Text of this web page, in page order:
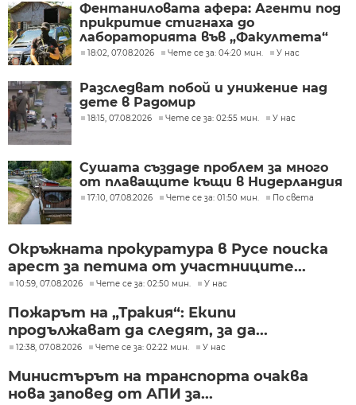
Фентаниловата афера: Агенти под
прикритие стигнаха до
лабораторията във „Факултета“
18:02, 07.08.2026 Чете се за: 04:20 мин. У нас
Разследват побой и унижение над
дете в Радомир
18:15, 07.08.2026 Чете се за: 02:55 мин. У нас
Сушата създаде проблем за много
от плаващите къщи в Нидерландия
17:10, 07.08.2026 Чете се за: 01:50 мин. По света
Окръжната прокуратура в Русе поиска
арест за петима от участниците...
10:59, 07.08.2026 Чете се за: 02:50 мин. У нас
Пожарът на „Тракия“: Екипи
продължават да следят, за да...
12:38, 07.08.2026 Чете се за: 02:22 мин. У нас
Министърът на транспорта очаква
нова заповед от АПИ за...